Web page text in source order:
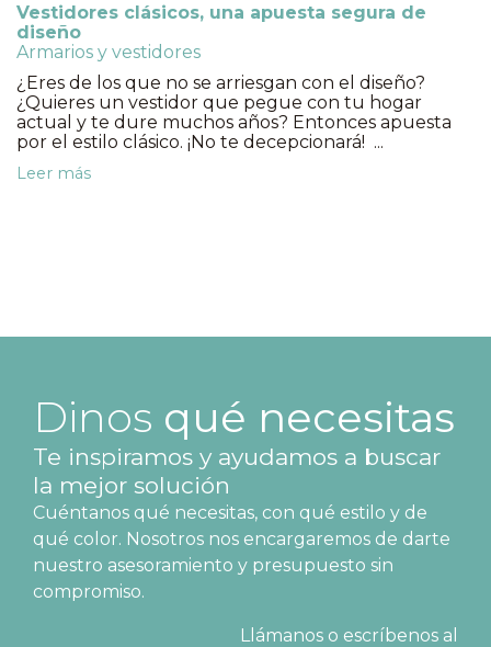
Vestidores clásicos, una apuesta segura de
diseño
Armarios y vestidores
¿Eres de los que no se arriesgan con el diseño?
¿Quieres un vestidor que pegue con tu hogar
actual y te dure muchos años? Entonces apuesta
por el estilo clásico. ¡No te decepcionará! ...
Leer más
Dinos qué necesitas
Te inspiramos y ayudamos a buscar
la mejor solución
Cuéntanos qué necesitas, con qué estilo y de
qué color. Nosotros nos encargaremos de darte
nuestro asesoramiento y presupuesto sin
compromiso.
Llámanos o escríbenos al